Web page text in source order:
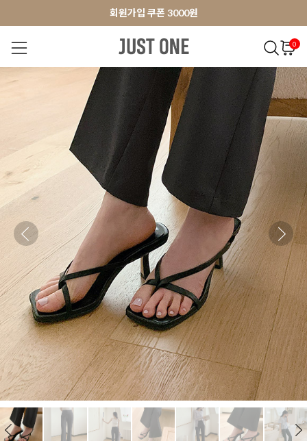
앱 다운로드 10% 할인쿠폰
회원가입 쿠폰 3000원
앱 다운로드 10% 할인쿠폰
0
NEW 7% 오늘출발 MADE . J 팬츠 아